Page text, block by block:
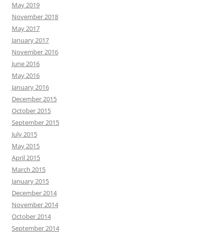
May 2019
November 2018
May 2017
January 2017
November 2016
June 2016
May 2016
January 2016
December 2015
October 2015
September 2015
July 2015
May 2015
April 2015
March 2015
January 2015
December 2014
November 2014
October 2014
September 2014